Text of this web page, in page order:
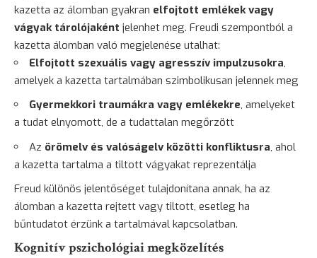
kazetta az álomban gyakran elfojtott emlékek vagy
vágyak tárolójaként jelenhet meg. Freudi szempontból a
kazetta álomban való megjelenése utalhat:
Elfojtott szexuális vagy agresszív impulzusokra,
amelyek a kazetta tartalmában szimbolikusan jelennek meg
Gyermekkori traumákra vagy emlékekre, amelyeket
a tudat elnyomott, de a tudattalan megőrzött
Az örömelv és valóságelv közötti konfliktusra, ahol
a kazetta tartalma a tiltott vágyakat reprezentálja
Freud különös jelentőséget tulajdonítana annak, ha az
álomban a kazetta rejtett vagy tiltott, esetleg ha
bűntudatot érzünk a tartalmával kapcsolatban.
Kognitív pszichológiai megközelítés